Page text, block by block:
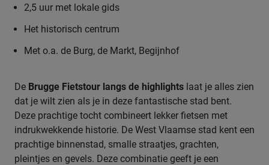
2,5 uur met lokale gids
Het historisch centrum
Met o.a. de Burg, de Markt, Begijnhof
De Brugge Fietstour langs de highlights laat je alles zien
dat je wilt zien als je in deze fantastische stad bent.
Deze prachtige tocht combineert lekker fietsen met
indrukwekkende historie. De West Vlaamse stad kent een
prachtige binnenstad, smalle straatjes, grachten,
pleintjes en gevels. Deze combinatie geeft je een